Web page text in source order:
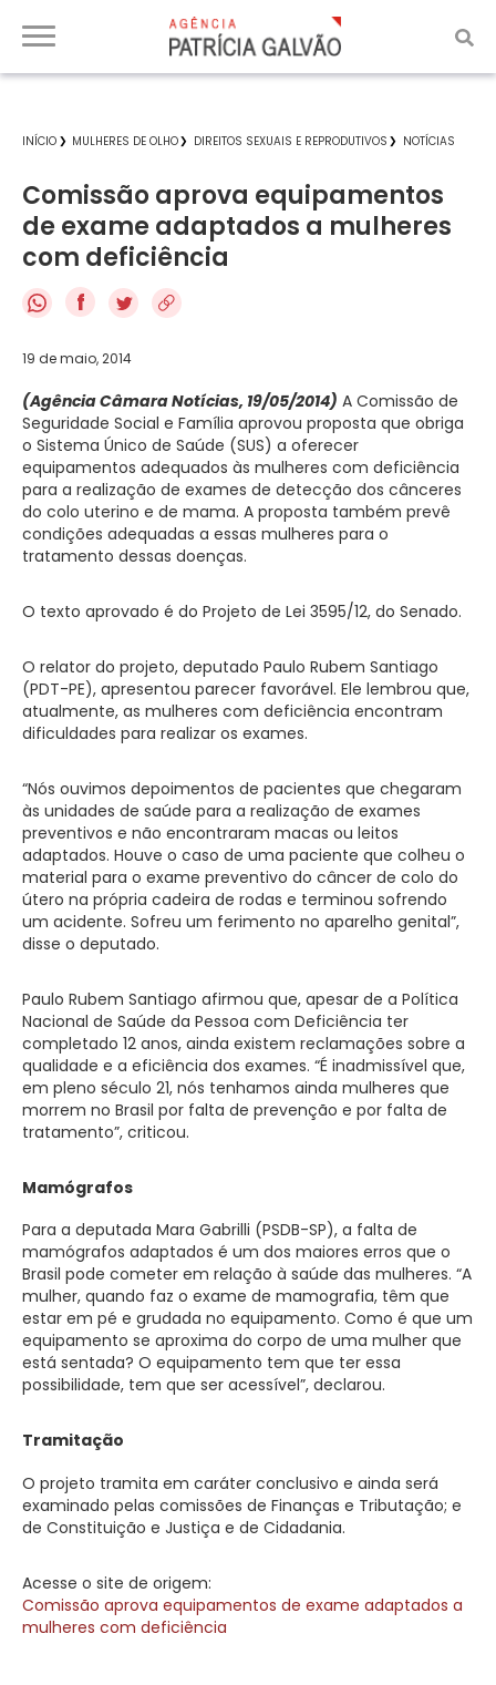
INÍCIO MULHERES DE OLHO DIREITOS SEXUAIS E REPRODUTIVOS NOTÍCIAS
Comissão aprova equipamentos
de exame adaptados a mulheres
com deficiência
f
19 de maio, 2014
(Agência Câmara Notícias, 19/05/2014) A Comissão de
Seguridade Social e Família aprovou proposta que obriga
o Sistema Único de Saúde (SUS) a oferecer
equipamentos adequados às mulheres com deficiência
para a realização de exames de detecção dos cânceres
do colo uterino e de mama. A proposta também prevê
condições adequadas a essas mulheres para o
tratamento dessas doenças.
O texto aprovado é do Projeto de Lei 3595/12, do Senado.
O relator do projeto, deputado Paulo Rubem Santiago
(PDT-PE), apresentou parecer favorável. Ele lembrou que,
atualmente, as mulheres com deficiência encontram
dificuldades para realizar os exames.
“Nós ouvimos depoimentos de pacientes que chegaram
às unidades de saúde para a realização de exames
preventivos e não encontraram macas ou leitos
adaptados. Houve o caso de uma paciente que colheu o
material para o exame preventivo do câncer de colo do
útero na própria cadeira de rodas e terminou sofrendo
um acidente. Sofreu um ferimento no aparelho genital”,
disse o deputado.
Paulo Rubem Santiago afirmou que, apesar de a Política
Nacional de Saúde da Pessoa com Deficiência ter
completado 12 anos, ainda existem reclamações sobre a
qualidade e a eficiência dos exames. “É inadmissível que,
em pleno século 21, nós tenhamos ainda mulheres que
morrem no Brasil por falta de prevenção e por falta de
tratamento”, criticou.
Mamógrafos
Para a deputada Mara Gabrilli (PSDB-SP), a falta de
mamógrafos adaptados é um dos maiores erros que o
Brasil pode cometer em relação à saúde das mulheres. “A
mulher, quando faz o exame de mamografia, têm que
estar em pé e grudada no equipamento. Como é que um
equipamento se aproxima do corpo de uma mulher que
está sentada? O equipamento tem que ter essa
possibilidade, tem que ser acessível”, declarou.
Tramitação
O projeto tramita em caráter conclusivo e ainda será
examinado pelas comissões de Finanças e Tributação; e
de Constituição e Justiça e de Cidadania.
Acesse o site de origem:
Comissão aprova equipamentos de exame adaptados a
mulheres com deficiência